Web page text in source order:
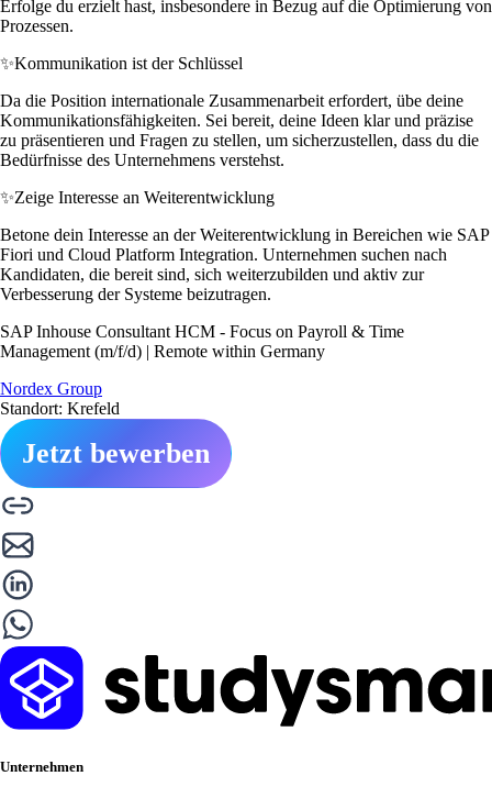
Erfolge du erzielt hast, insbesondere in Bezug auf die Optimierung von
Prozessen.
✨Kommunikation ist der Schlüssel
Da die Position internationale Zusammenarbeit erfordert, übe deine
Kommunikationsfähigkeiten. Sei bereit, deine Ideen klar und präzise
zu präsentieren und Fragen zu stellen, um sicherzustellen, dass du die
Bedürfnisse des Unternehmens verstehst.
✨Zeige Interesse an Weiterentwicklung
Betone dein Interesse an der Weiterentwicklung in Bereichen wie SAP
Fiori und Cloud Platform Integration. Unternehmen suchen nach
Kandidaten, die bereit sind, sich weiterzubilden und aktiv zur
Verbesserung der Systeme beizutragen.
SAP Inhouse Consultant HCM - Focus on Payroll & Time
Management (m/f/d) | Remote within Germany
Nordex Group
Standort: Krefeld
Jetzt bewerben
Unternehmen